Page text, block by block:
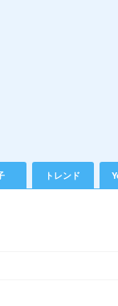
トレンド